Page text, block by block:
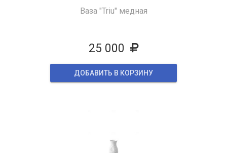
Ваза "Triu" медная
25 000
ДОБАВИТЬ В КОРЗИНУ